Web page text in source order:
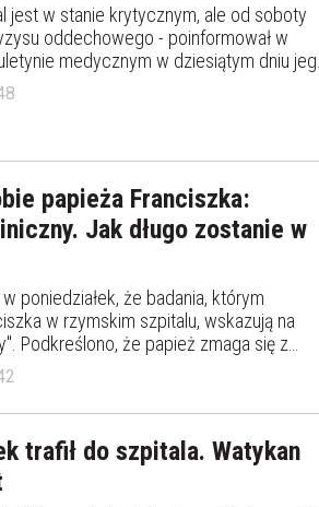
jest w stanie krytycznym, ale od soboty
oddechowego - poinformował w
medycznym w dziesiątym dniu jego
wykazały lekką początkową
jest pod kontrolą. Informowano też o
papieża Franciszka:
Jak długo zostanie w
poniedziałek, że badania, którym
w rzymskim szpitalu, wskazują na
Podkreślono, że papież zmaga się z
dróg oddechowych.
trafił do szpitala. Watykan